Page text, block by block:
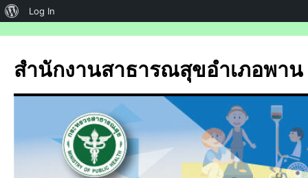
เกี่ยว
เพรส
Log In
ยัง
เนื้อหา
สำนักงานสาธารณสุขอำเภอพาน